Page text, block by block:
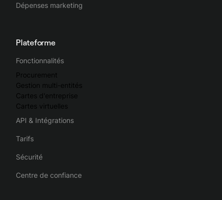
Dépenses marketing
Plateforme
Fonctionnalités
Procurement
Gestion multi-entités
Cartes d'entreprise
Cartes virtuelles
API & Intégrations
Tarifs
Sécurité
Centre de confiance